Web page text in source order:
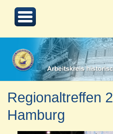
Regionaltreffen
Hamburg